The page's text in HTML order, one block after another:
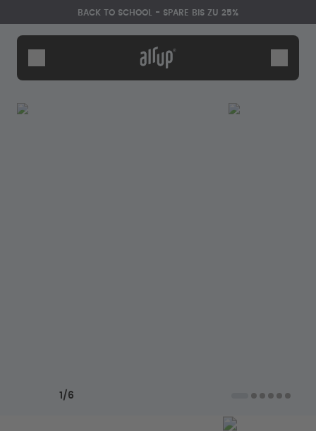
Zum Hauptinhalt springen
Erklärung zur BarrierefreiheitBACK TO SCHOOL - SPARE BIS ZU 25%
Flaschen
Duft-Pods
Hilfe & FAQ
1 /6